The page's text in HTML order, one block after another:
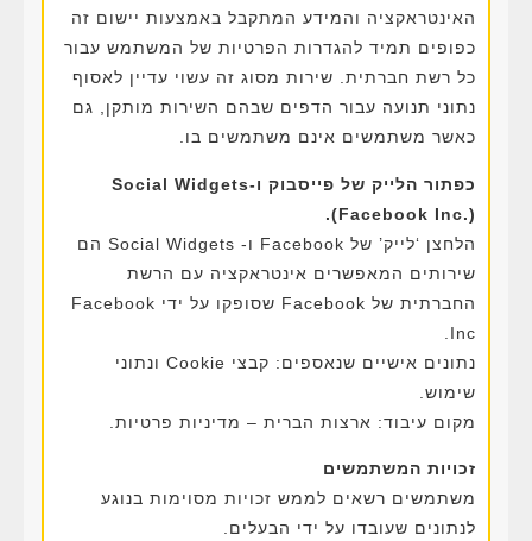
האינטראקציה והמידע המתקבל באמצעות יישום זה
כפופים תמיד להגדרות הפרטיות של המשתמש עבור
כל רשת חברתית. שירות מסוג זה עשוי עדיין לאסוף
נתוני תנועה עבור הדפים שבהם השירות מותקן, גם
כאשר משתמשים אינם משתמשים בו.
כפתור הלייק של פייסבוק ו-Social Widgets
(Facebook Inc.).
הלחצן ‘לייק’ של Facebook ו- Social Widgets הם
שירותים המאפשרים אינטראקציה עם הרשת
החברתית של Facebook שסופקו על ידי Facebook
Inc.
נתונים אישיים שנאספים: קבצי Cookie ונתוני
שימוש.
מקום עיבוד: ארצות הברית – מדיניות פרטיות.
זכויות המשתמשים
משתמשים רשאים לממש זכויות מסוימות בנוגע
לנתונים שעובדו על ידי הבעלים.